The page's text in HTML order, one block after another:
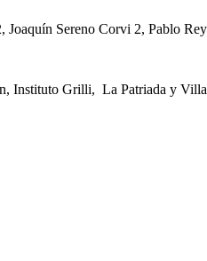
Sereno Corvi 2, Pablo
Instituto Grilli, La Patriada y